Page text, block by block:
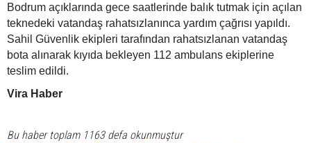
Bodrum açıklarında gece saatlerinde balık tutmak için açılan
teknedeki vatandaş rahatsızlanınca yardım çağrısı yapıldı.
Sahil Güvenlik ekipleri tarafından rahatsızlanan vatandaş
bota alınarak kıyıda bekleyen 112 ambulans ekiplerine
teslim edildi.
Vira Haber
Bu haber toplam 1163 defa okunmuştur